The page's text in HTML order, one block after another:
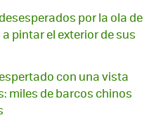
por la ola de
pintar el exterior de sus
con una vista
miles de barcos chinos